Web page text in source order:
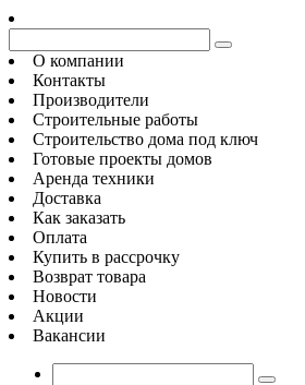
О компании
Контакты
Производители
Строительные работы
Строительство дома под ключ
Готовые проекты домов
Аренда техники
Доставка
Как заказать
Оплата
Купить в рассрочку
Возврат товара
Новости
Акции
Вакансии